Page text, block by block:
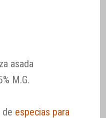
asada
M.G.
de especias para